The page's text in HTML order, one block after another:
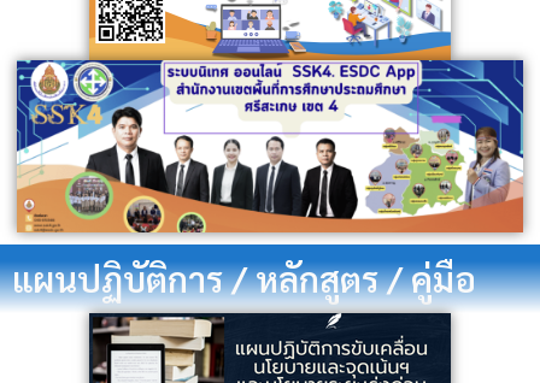
แผนปฏิบัติการ / หลักสูตร / คู่มือ